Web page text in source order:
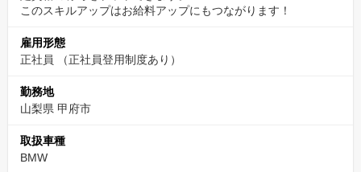
このスキルアップはお給料アップにもつながります！
雇用形態
正社員 （正社員登用制度あり）
勤務地
山梨県 甲府市
取扱車種
BMW